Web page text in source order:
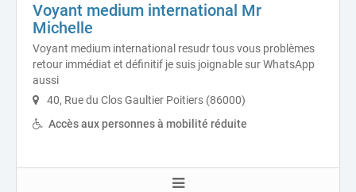
Voyant medium international Mr
Michelle
Voyant medium international resudr tous vous problèmes
retour immédiat et définitif je suis joignable sur WhatsApp
aussi
40, Rue du Clos Gaultier Poitiers (86000)
Accès aux personnes à mobilité réduite